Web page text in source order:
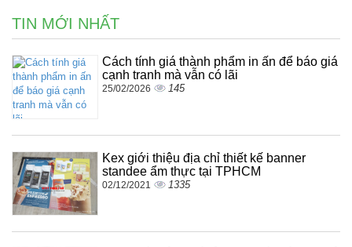
TIN MỚI NHẤT
Cách tính giá thành phẩm in ấn để báo giá
cạnh tranh mà vẫn có lãi
25/02/2026 145
Kex giới thiệu địa chỉ thiết kế banner
standee ẩm thực tại TPHCM
02/12/2021 1335